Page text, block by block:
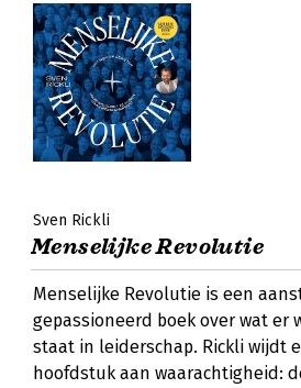
Sven Rickli
Menselijke Revolutie
Menselijke Revolutie is een
gepassioneerd boek over wat er
staat in leiderschap. Rickli wijdt
hoofdstuk aan waarachtigheid: